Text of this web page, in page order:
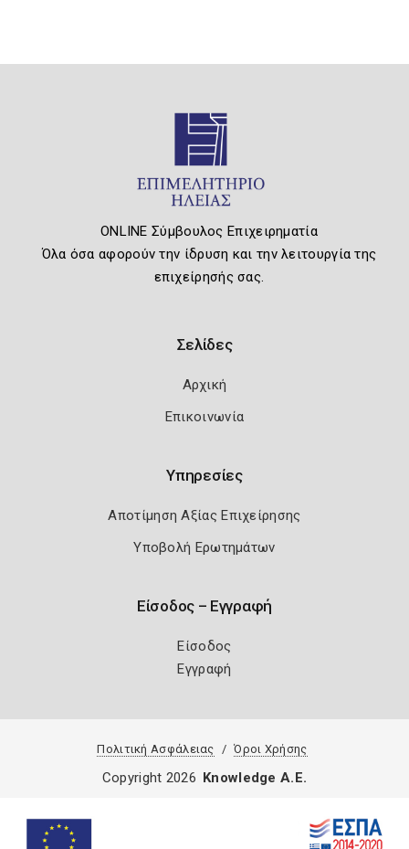
ONLINE Σύμβουλος Επιχειρηματία
Όλα όσα αφορούν την ίδρυση και την λειτουργία της
επιχείρησής σας.
Σελίδες
Αρχική
Επικοινωνία
Υπηρεσίες
Αποτίμηση Αξίας Επιχείρησης
Υποβολή Ερωτημάτων
Είσοδος – Εγγραφή
Είσοδος
Εγγραφή
Πολιτική Ασφάλειας Όροι Χρήσης
Copyright 2026 Knowledge A.E.